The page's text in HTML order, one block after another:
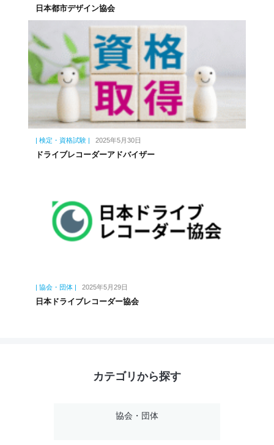
日本都市デザイン協会
| 検定・資格試験 | 2025年5月30日
ドライブレコーダーアドバイザー
| 協会・団体 | 2025年5月29日
日本ドライブレコーダー協会
カテゴリから探す
協会・団体